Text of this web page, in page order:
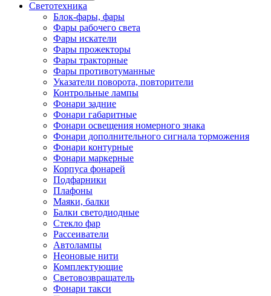
Светотехника
Блок-фары, фары
Фары рабочего света
Фары искатели
Фары прожекторы
Фары тракторные
Фары противотуманные
Указатели поворота, повторители
Контрольные лампы
Фонари задние
Фонари габаритные
Фонари освещения номерного знака
Фонари дополнительного сигнала торможения
Фонари контурные
Фонари маркерные
Корпуса фонарей
Подфарники
Плафоны
Маяки, балки
Балки светодиодные
Стекло фар
Рассеиватели
Автолампы
Неоновые нити
Комплектующие
Световозвращатель
Фонари такси